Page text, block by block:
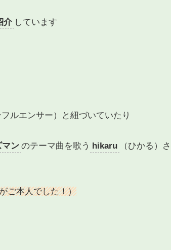
介 しています
ルエンサー）と紐づいていたり
ン のテーマ曲を歌う hikaru
（ひかる）
ご本人でした！）